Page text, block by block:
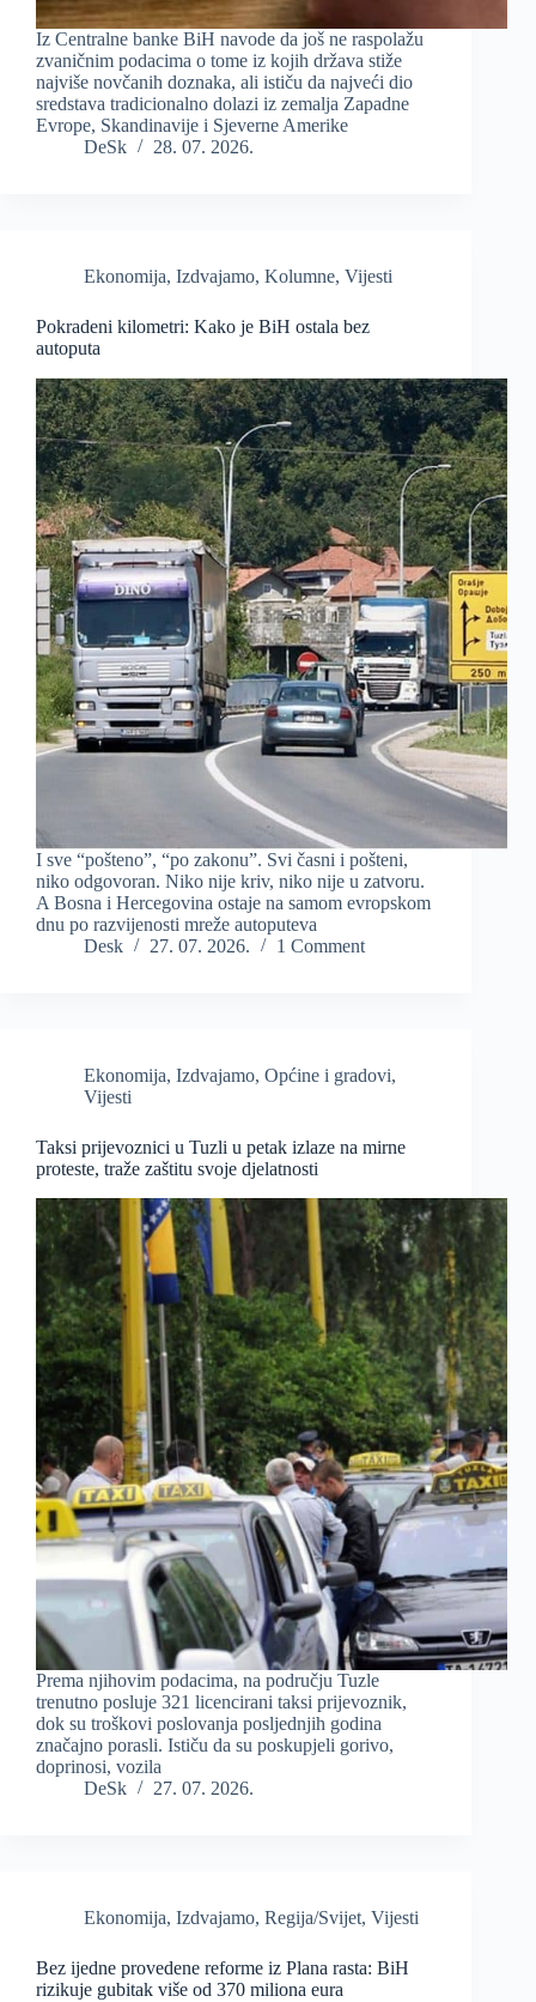
Iz Centralne banke BiH navode da još ne raspolažu
zvaničnim podacima o tome iz kojih država stiže
najviše novčanih doznaka, ali ističu da najveći dio
sredstava tradicionalno dolazi iz zemalja Zapadne
Evrope, Skandinavije i Sjeverne Amerike
DeSk
28. 07. 2026.
Ekonomija, Izdvajamo, Kolumne, Vijesti
Pokradeni kilometri: Kako je BiH ostala bez
autoputa
I sve “pošteno”, “po zakonu”. Svi časni i pošteni,
niko odgovoran. Niko nije kriv, niko nije u zatvoru.
A Bosna i Hercegovina ostaje na samom evropskom
dnu po razvijenosti mreže autoputeva
Desk
27. 07. 2026. 1 Comment
Ekonomija, Izdvajamo, Općine i gradovi,
Vijesti
Taksi prijevoznici u Tuzli u petak izlaze na mirne
proteste, traže zaštitu svoje djelatnosti
Prema njihovim podacima, na području Tuzle
trenutno posluje 321 licencirani taksi prijevoznik,
dok su troškovi poslovanja posljednjih godina
značajno porasli. Ističu da su poskupjeli gorivo,
doprinosi, vozila
DeSk
27. 07. 2026.
Ekonomija, Izdvajamo, Regija/Svijet, Vijesti
Bez ijedne provedene reforme iz Plana rasta: BiH
rizikuje gubitak više od 370 miliona eura